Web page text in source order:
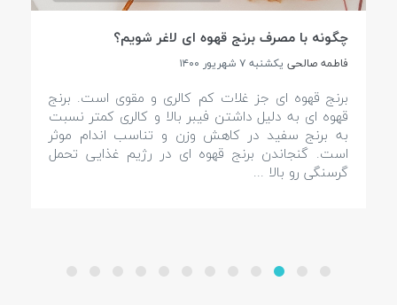
چگونه با مصرف برنج قهوه ای لاغر شویم؟
فاطمه صالحی يكشنبه ۷ شهريور ۱۴۰۰
برنج قهوه ای جز غلات کم کالری و مقوی است. برنج
قهوه ای به دلیل داشتن فیبر بالا و کالری کمتر نسبت
به برنج سفید در کاهش وزن و تناسب اندام موثر
است. گنجاندن برنج قهوه ای در رژیم غذایی تحمل
گرسنگی رو بالا ...